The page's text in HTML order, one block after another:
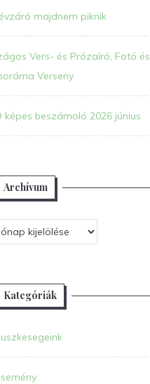
majdnem piknik
Vers- és Prózaíró, Fotó és
Verseny
képes beszámoló 2026 június
Archívum
Kategóriák